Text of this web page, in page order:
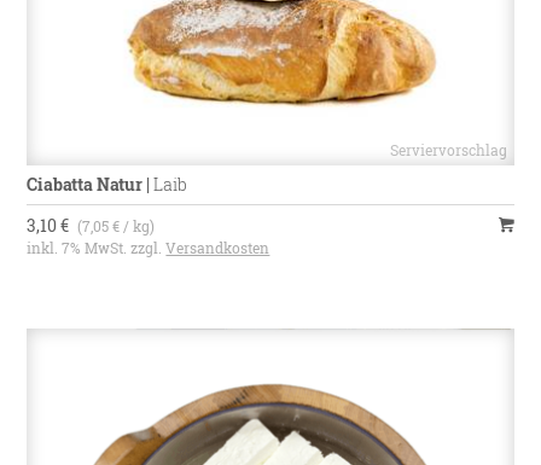
Ciabatta Natur |Laib
3,10 € (7,05 € / kg)
inkl. 7% MwSt. zzgl.Versandkosten